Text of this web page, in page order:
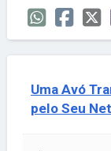
Uma Avó
pelo Seu